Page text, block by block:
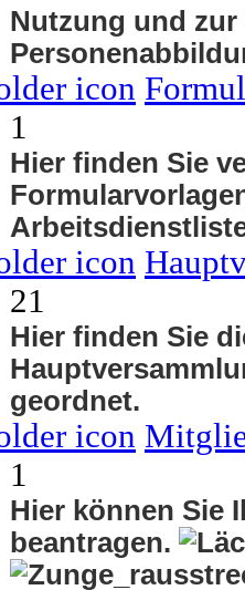
Nutzung und
1
Hier finden Sie
21
Hier finden Sie
geordnet.
1
Hier können Sie
beantragen.